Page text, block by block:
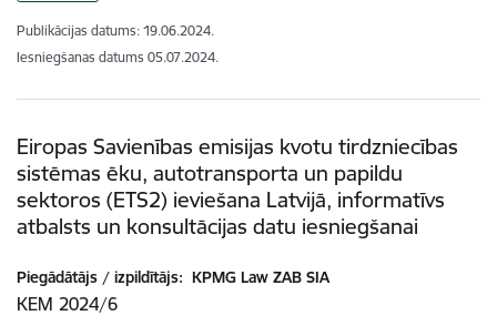
Publikācijas datums: 19.06.2024.
Iesniegšanas datums 05.07.2024.
Eiropas Savienības emisijas kvotu tirdzniecības
sistēmas ēku, autotransporta un papildu
sektoros (ETS2) ieviešana Latvijā, informatīvs
atbalsts un konsultācijas datu iesniegšanai
Piegādātājs / izpildītājs: KPMG Law ZAB SIA
KEM 2024/6